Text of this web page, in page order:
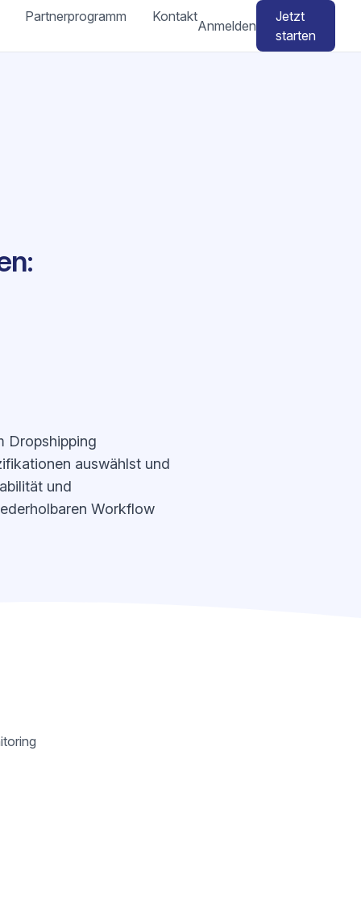
Partnerprogramm Kontakt
Anmelden
Jetzt
starten
Dropshipping
auswählst und
und
Workflow